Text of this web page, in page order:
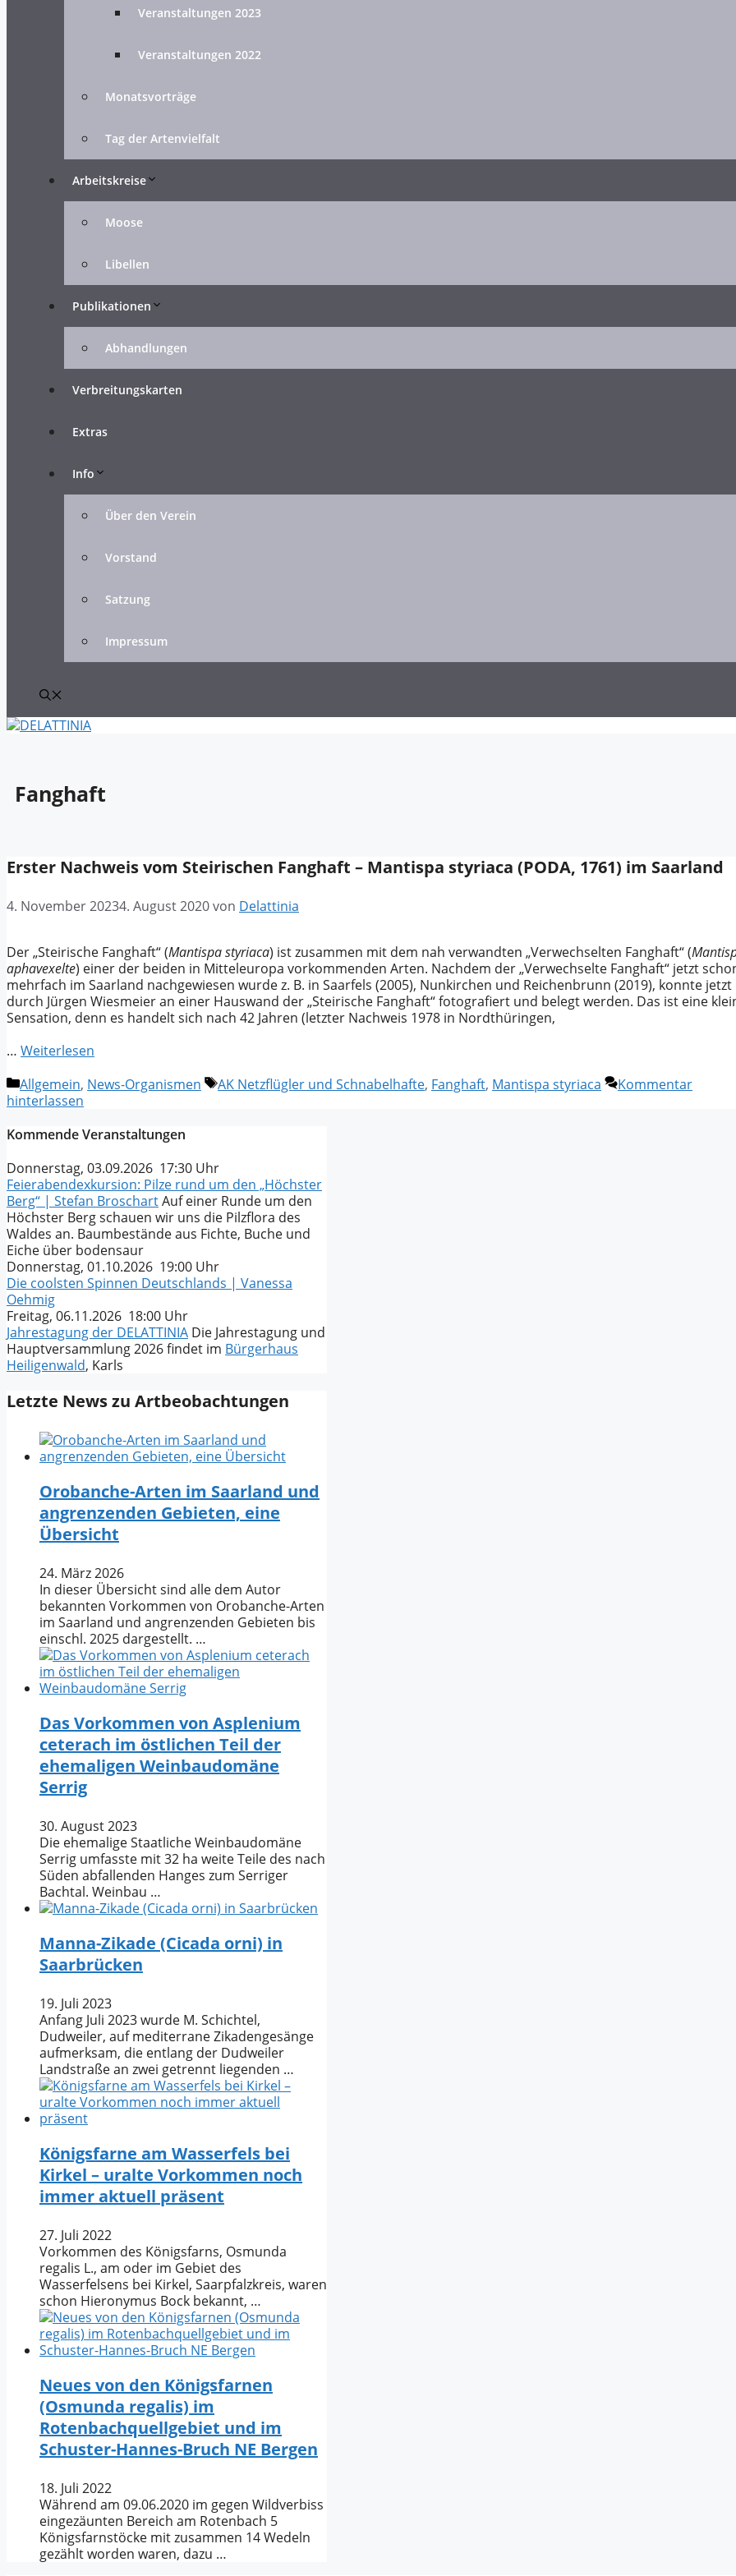
Veranstaltungen 2023
Veranstaltungen 2022
Monatsvorträge
Tag der Artenvielfalt
Arbeitskreise
Moose
Libellen
Publikationen
Abhandlungen
Verbreitungskarten
Extras
Info
Über den Verein
Vorstand
Satzung
Impressum
Fanghaft
Erster Nachweis vom Steirischen Fanghaft – Mantispa styriaca (PODA, 1761) im Saarland
4. November 20234. August 2020von Delattinia
Der „Steirische Fanghaft“ (Mantispa styriaca) ist zusammen mit dem nah verwandten „Verwechselten Fanghaft“ (
aphavexelte) einer der beiden in Mitteleuropa vorkommenden Arten. Nachdem der „Verwechselte Fanghaft“ jetzt
mehrfach im Saarland nachgewiesen wurde z. B. in Saarfels (2005), Nunkirchen und Reichenbrunn (2019), konnte jetzt
durch Jürgen Wiesmeier an einer Hauswand der „Steirische Fanghaft“ fotografiert und belegt werden. Das ist eine
Sensation, denn es handelt sich nach 42 Jahren (letzter Nachweis 1978 in Nordthüringen,
… Weiterlesen
Kategorien
Allgemein, News-Organismen Schlagwörter
AK Netzflügler und Schnabelhafte, Fanghaft, Mantispa styriaca
Kommentar
hinterlassen
Kommende Veranstaltungen
Donnerstag, 03.09.2026 17:30 Uhr
Feierabendexkursion: Pilze rund um den „Höchster
Berg“ | Stefan BroschartAuf einer Runde um den
Höchster Berg schauen wir uns die Pilzflora des
Waldes an. Baumbestände aus Fichte, Buche und
Eiche über bodensaur
Donnerstag, 01.10.2026 19:00 Uhr
Die coolsten Spinnen Deutschlands | Vanessa
Oehmig
Freitag, 06.11.2026 18:00 Uhr
Jahrestagung der DELATTINIA Die Jahrestagung und
Hauptversammlung 2026 findet im Bürgerhaus
Heiligenwald, Karls
Letzte News zu Artbeobachtungen
Orobanche-Arten im Saarland und
angrenzenden Gebieten, eine
Übersicht
24. März 2026
In dieser Übersicht sind alle dem Autor
bekannten Vorkommen von Orobanche-Arten
im Saarland und angrenzenden Gebieten bis
einschl. 2025 dargestellt. …
Das Vorkommen von Asplenium
ceterach im östlichen Teil der
ehemaligen Weinbaudomäne
Serrig
30. August 2023
Die ehemalige Staatliche Weinbaudomäne
Serrig umfasste mit 32 ha weite Teile des nach
Süden abfallenden Hanges zum Serriger
Bachtal. Weinbau …
Manna-Zikade (Cicada orni) in
Saarbrücken
19. Juli 2023
Anfang Juli 2023 wurde M. Schichtel,
Dudweiler, auf mediterrane Zikadengesänge
aufmerksam, die entlang der Dudweiler
Landstraße an zwei getrennt liegenden …
Königsfarne am Wasserfels bei
Kirkel – uralte Vorkommen noch
immer aktuell präsent
27. Juli 2022
Vorkommen des Königsfarns, Osmunda
regalis L., am oder im Gebiet des
Wasserfelsens bei Kirkel, Saarpfalzkreis, waren
schon Hieronymus Bock bekannt, …
Neues von den Königsfarnen
(Osmunda regalis) im
Rotenbachquellgebiet und im
Schuster-Hannes-Bruch NE Bergen
18. Juli 2022
Während am 09.06.2020 im gegen Wildverbiss
eingezäunten Bereich am Rotenbach 5
Königsfarnstöcke mit zusammen 14 Wedeln
gezählt worden waren, dazu …